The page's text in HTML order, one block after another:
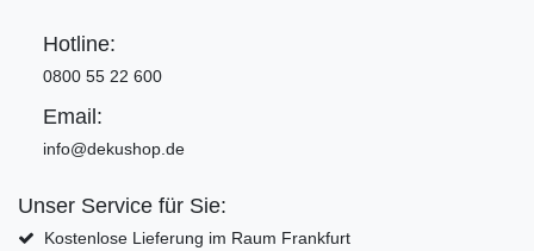
Hotline:
0800 55 22 600
Email:
info@dekushop.de
Unser Service für Sie:
Kostenlose Lieferung im Raum Frankfurt